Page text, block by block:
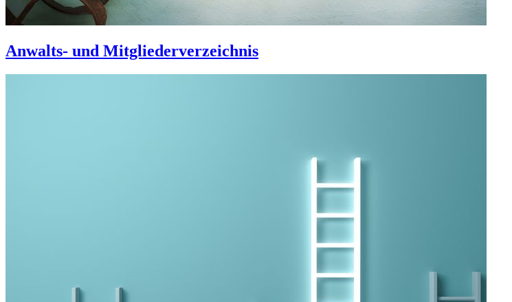
Anwalts- und Mitgliederverzeichnis